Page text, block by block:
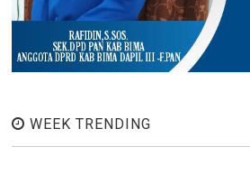
WEEK TRENDING